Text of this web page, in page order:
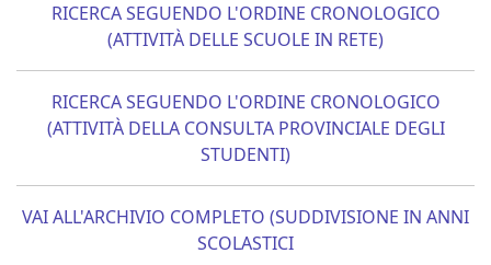
RICERCA SEGUENDO L'ORDINE CRONOLOGICO
(ATTIVITÀ DELLE SCUOLE IN RETE)
RICERCA SEGUENDO L'ORDINE CRONOLOGICO
(ATTIVITÀ DELLA CONSULTA PROVINCIALE DEGLI
STUDENTI)
VAI ALL'ARCHIVIO COMPLETO (SUDDIVISIONE IN ANNI
SCOLASTICI